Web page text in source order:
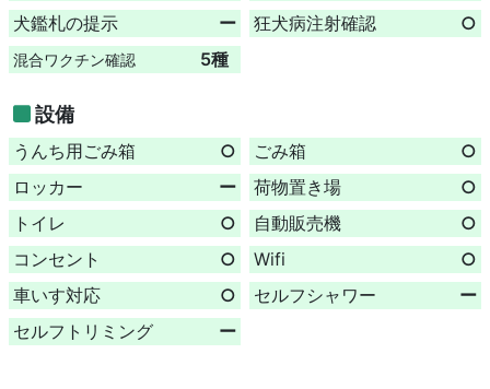
犬鑑札の提示
ー 狂犬病注射確認 ○
混合ワクチン確認 5種
設備
うんち用ごみ箱 ○ ごみ箱
○
ロッカー
ー 荷物置き場
○
トイレ
○ 自動販売機
○
コンセント
○ Wifi
○
車いす対応
○ セルフシャワー
ー
セルフトリミング
ー